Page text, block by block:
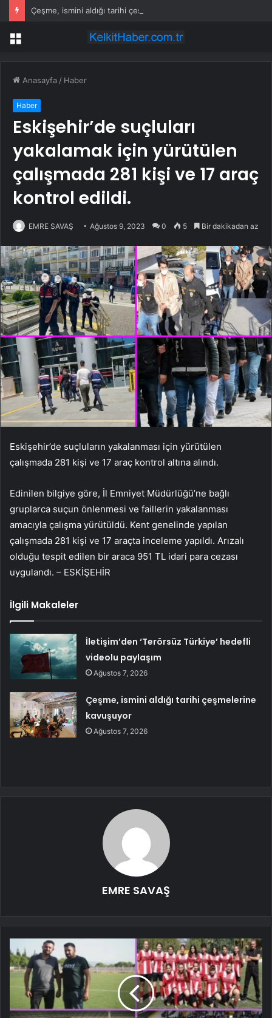
Çeşme, ismini aldığı tarihi çeşmelerine kavuşuyor
Menü
Anasayfa / Haber
Haber
Eskişehir’de suçluları
yakalamak için yürütülen
çalışmada 281 kişi ve 17 araç
kontrol edildi.
EMRE SAVAŞ Ağustos 9, 2023 0 5 Bir dakikadan az
Eskişehir’de suçluların yakalanması için yürütülen
çalışmada 281 kişi ve 17 araç kontrol altına alındı.
Edinilen bilgiye göre, İl Emniyet Müdürlüğü’ne bağlı
gruplarca suçun önlenmesi ve faillerin yakalanması
amacıyla çalışma yürütüldü. Kent genelinde yapılan
çalışmada 281 kişi ve 17 araçta inceleme yapıldı. Arızalı
olduğu tespit edilen bir araca 951 TL idari para cezası
uygulandı. – ESKİŞEHİR
İlgili Makaleler
İletişim’den ‘Terörsüz Türkiye’ hedefli
videolu paylaşım
Ağustos 7, 2026
Çeşme, ismini aldığı tarihi çeşmelerine
kavuşuyor
Ağustos 7, 2026
EMRE SAVAŞ